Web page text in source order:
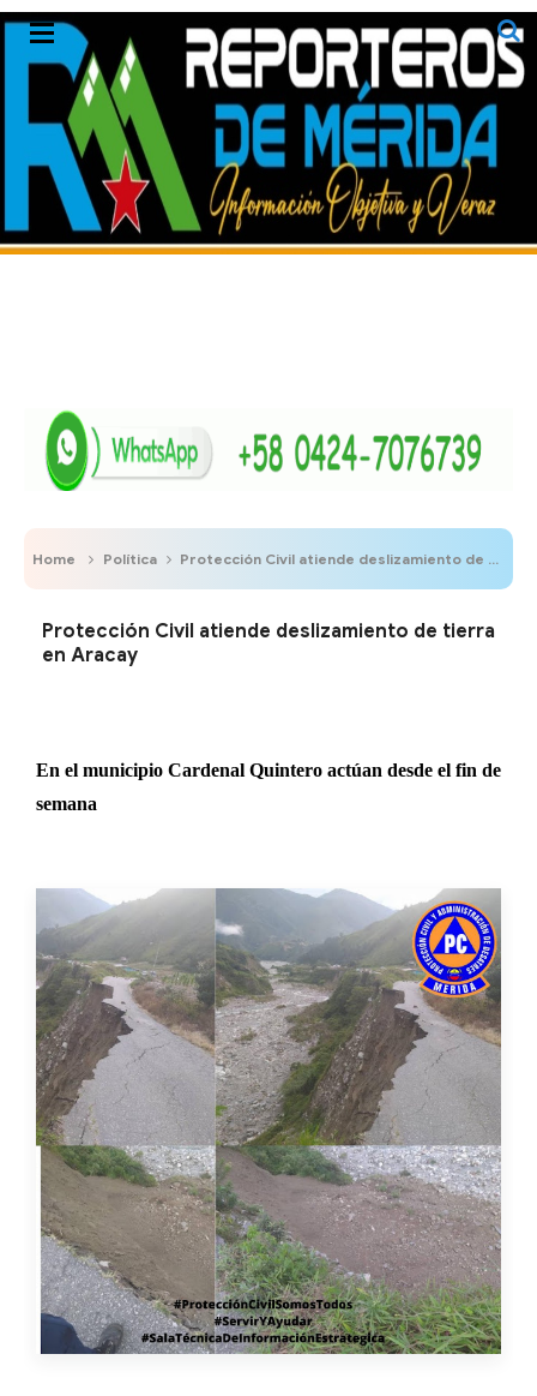
Home Política Protección Civil atiende deslizamiento de tierra en Aracay
Protección Civil atiende deslizamiento de tierra
en Aracay
En el municipio Cardenal Quintero actúan desde el fin de
semana